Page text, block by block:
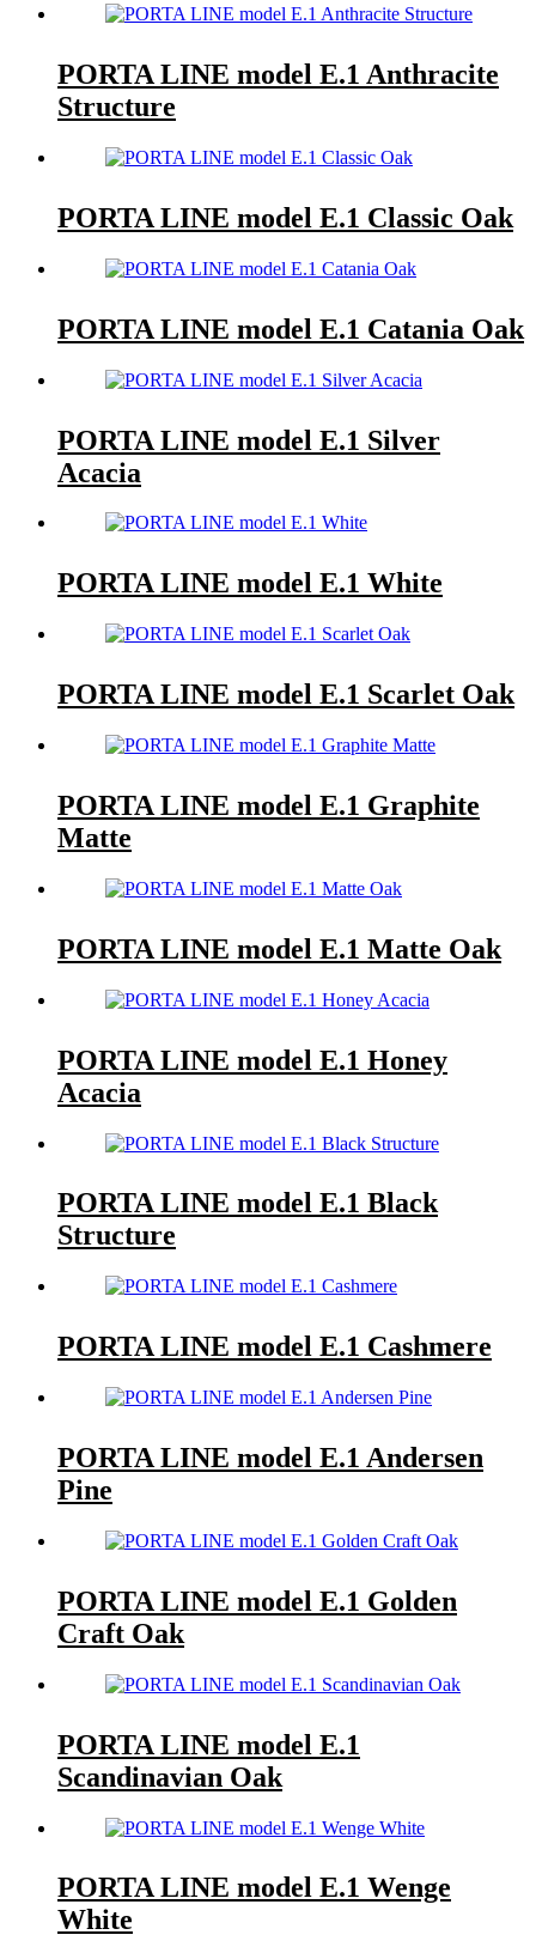
PORTA LINE model E.1 Anthracite
Structure
PORTA LINE model E.1 Classic Oak
PORTA LINE model E.1 Catania Oak
PORTA LINE model E.1 Silver
Acacia
PORTA LINE model E.1 White
PORTA LINE model E.1 Scarlet Oak
PORTA LINE model E.1 Graphite
Matte
PORTA LINE model E.1 Matte Oak
PORTA LINE model E.1 Honey
Acacia
PORTA LINE model E.1 Black
Structure
PORTA LINE model E.1 Cashmere
PORTA LINE model E.1 Andersen
Pine
PORTA LINE model E.1 Golden
Craft Oak
PORTA LINE model E.1
Scandinavian Oak
PORTA LINE model E.1 Wenge
White